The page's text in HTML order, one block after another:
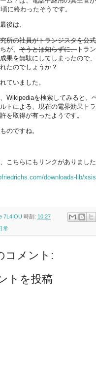
に終わったそうです。
後は、
所の社員がトランジスタを公
が、 そうとは知らずに、 トラ
果を無駄にしてしまったので
たのでしょうか？
ていました。
Wikipediaを検索してみると、
トによる、現在の電界効果ト
を取得が有ったようです。
のですね。
こちらにもリンクがありました
downloads-lib/
7L4IOU 時刻: 10:27
常
コメント:
トを投稿